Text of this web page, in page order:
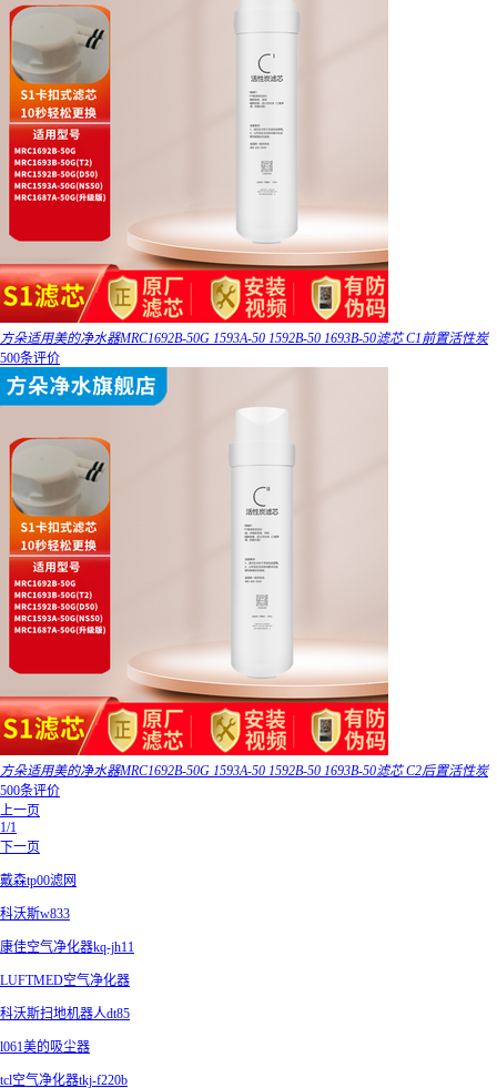
方朵适用美的净水器MRC1692B-50G 1593A-50 1592B-50 1693B-50滤芯 C1前置活性炭
500条评价
方朵适用美的净水器MRC1692B-50G 1593A-50 1592B-50 1693B-50滤芯 C2后置活性炭
500条评价
上一页
1/1
下一页
戴森tp00滤网
科沃斯w833
康佳空气净化器kq-jh11
LUFTMED空气净化器
科沃斯扫地机器人dt85
l061美的吸尘器
tcl空气净化器tkj-f220b